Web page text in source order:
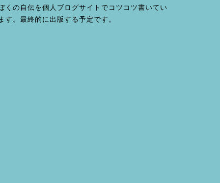
くの自伝を個人ブログサイトでコツコツ書いてい
す。最終的に出版する予定です。